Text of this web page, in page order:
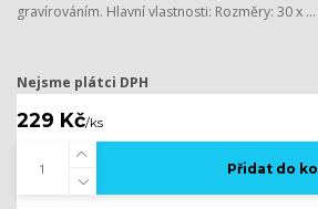
gravírováním. Hlavní vlastnosti: Rozměry: 30 x ...
Nejsme plátci DPH
229 Kč/ks
Přidat do